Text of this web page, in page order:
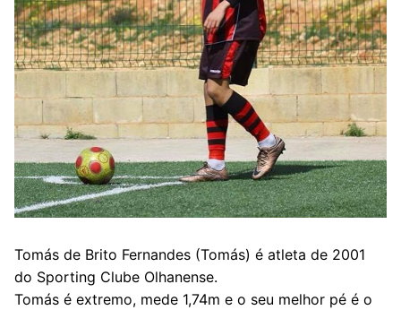
Tomás de Brito Fernandes (Tomás) é atleta de 2001
do Sporting Clube Olhanense.
Tomás é extremo, mede 1,74m e o seu melhor pé é o